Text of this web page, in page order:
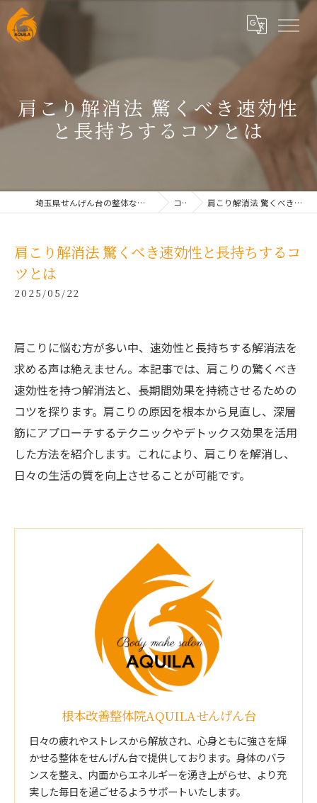
肩こり解消法 驚くべき速効性
と長持ちするコツとは
埼玉県せんげん台の整体なら根本改善整体院AQUILAせんげん台 コラム 肩こり解消法 驚くべき速効性と長持ちするコツとは
肩こり解消法 驚くべき速効性と長持ちするコ
ツとは
2025/05/22
肩こりに悩む方が多い中、速効性と長持ちする解消法を
求める声は絶えません。本記事では、肩こりの驚くべき
速効性を持つ解消法と、長期間効果を持続させるための
コツを探ります。肩こりの原因を根本から見直し、深層
筋にアプローチするテクニックやデトックス効果を活用
した方法を紹介します。これにより、肩こりを解消し、
日々の生活の質を向上させることが可能です。
根本改善整体院AQUILAせんげん台
日々の疲れやストレスから解放され、心身ともに強さを輝
かせる整体をせんげん台で提供しております。身体のバラ
ンスを整え、内面からエネルギーを湧き上がらせ、より充
実した毎日を過ごせるようサポートいたします。